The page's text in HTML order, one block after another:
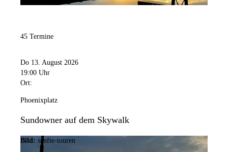
45 Termine
Do 13. August 2026
19:00 Uhr
Ort:
Phoenixplatz
Sundowner auf dem Skywalk
Bild: sanfte-touren